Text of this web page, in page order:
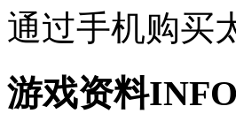
通过手机购买
游戏资料